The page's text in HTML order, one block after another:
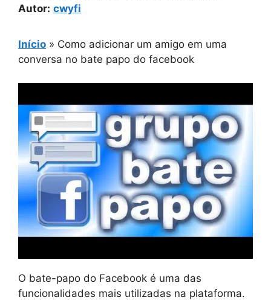
Autor: cwyfi
Início » Como adicionar um amigo em uma
conversa no bate papo do facebook
O bate-papo do Facebook é uma das
funcionalidades mais utilizadas na plataforma.